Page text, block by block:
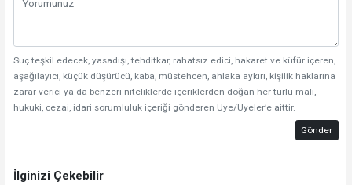
Suç teşkil edecek, yasadışı, tehditkar, rahatsız edici, hakaret ve küfür içeren,
aşağılayıcı, küçük düşürücü, kaba, müstehcen, ahlaka aykırı, kişilik haklarına
zarar verici ya da benzeri niteliklerde içeriklerden doğan her türlü mali,
hukuki, cezai, idari sorumluluk içeriği gönderen Üye/Üyeler’e aittir.
Gönder
İlginizi Çekebilir